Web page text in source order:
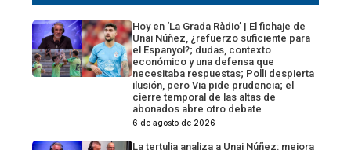
Hoy en ‘La Grada Ràdio’ | El fichaje de
Unai Núñez, ¿refuerzo suficiente para
el Espanyol?; dudas, contexto
económico y una defensa que
necesitaba respuestas; Polli despierta
ilusión, pero Via pide prudencia; el
cierre temporal de las altas de
abonados abre otro debate
6 de agosto de 2026
La tertulia analiza a Unai Núñez: mejora